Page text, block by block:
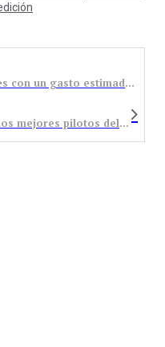
El PP elimina 15 teléfonos móviles con un gasto estimado de 1.593 euros
Viloria y Fariñas competirán con los mejores pilotos del mundial de Rallyes y de la Fórmula 1